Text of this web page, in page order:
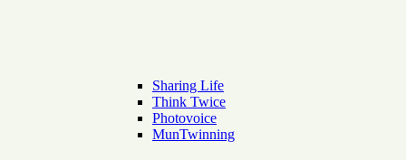
Sharing Life
Think Twice
Photovoice
MunTwinning